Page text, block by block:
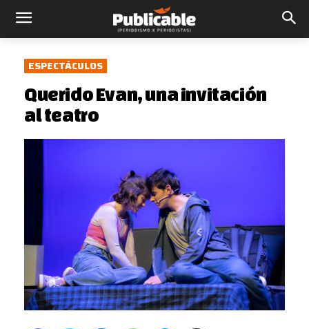
ESPECTÁCULOS
Querido Evan, una invitación
al teatro